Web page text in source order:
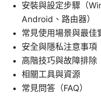
安裝與設定步驟（
Android、路由器）
常見使用場景與最佳
安全與隱私注意事項
高階技巧與故障排除
相關工具與資源
常見問答（FAQ）